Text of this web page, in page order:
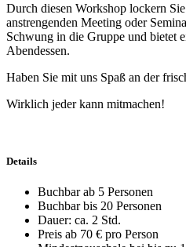
Durch diesen Workshop lockern
anstrengenden Meeting oder
Schwung in die Gruppe und bietet
Abendessen.
Haben Sie mit uns Spaß an der
Wirklich jeder kann mitmachen!
Details
Buchbar ab 5 Personen
Buchbar bis 20 Personen
Dauer: ca. 2 Std.
Preis ab 70 € pro Person